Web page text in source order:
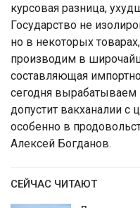
курсовая разница,
Государство не
но в некоторых
производим в
составляющая
сегодня вырабатываем
допустит вакханалии
особенно в
Алексей Богданов.
СЕЙЧАС ЧИТАЮТ